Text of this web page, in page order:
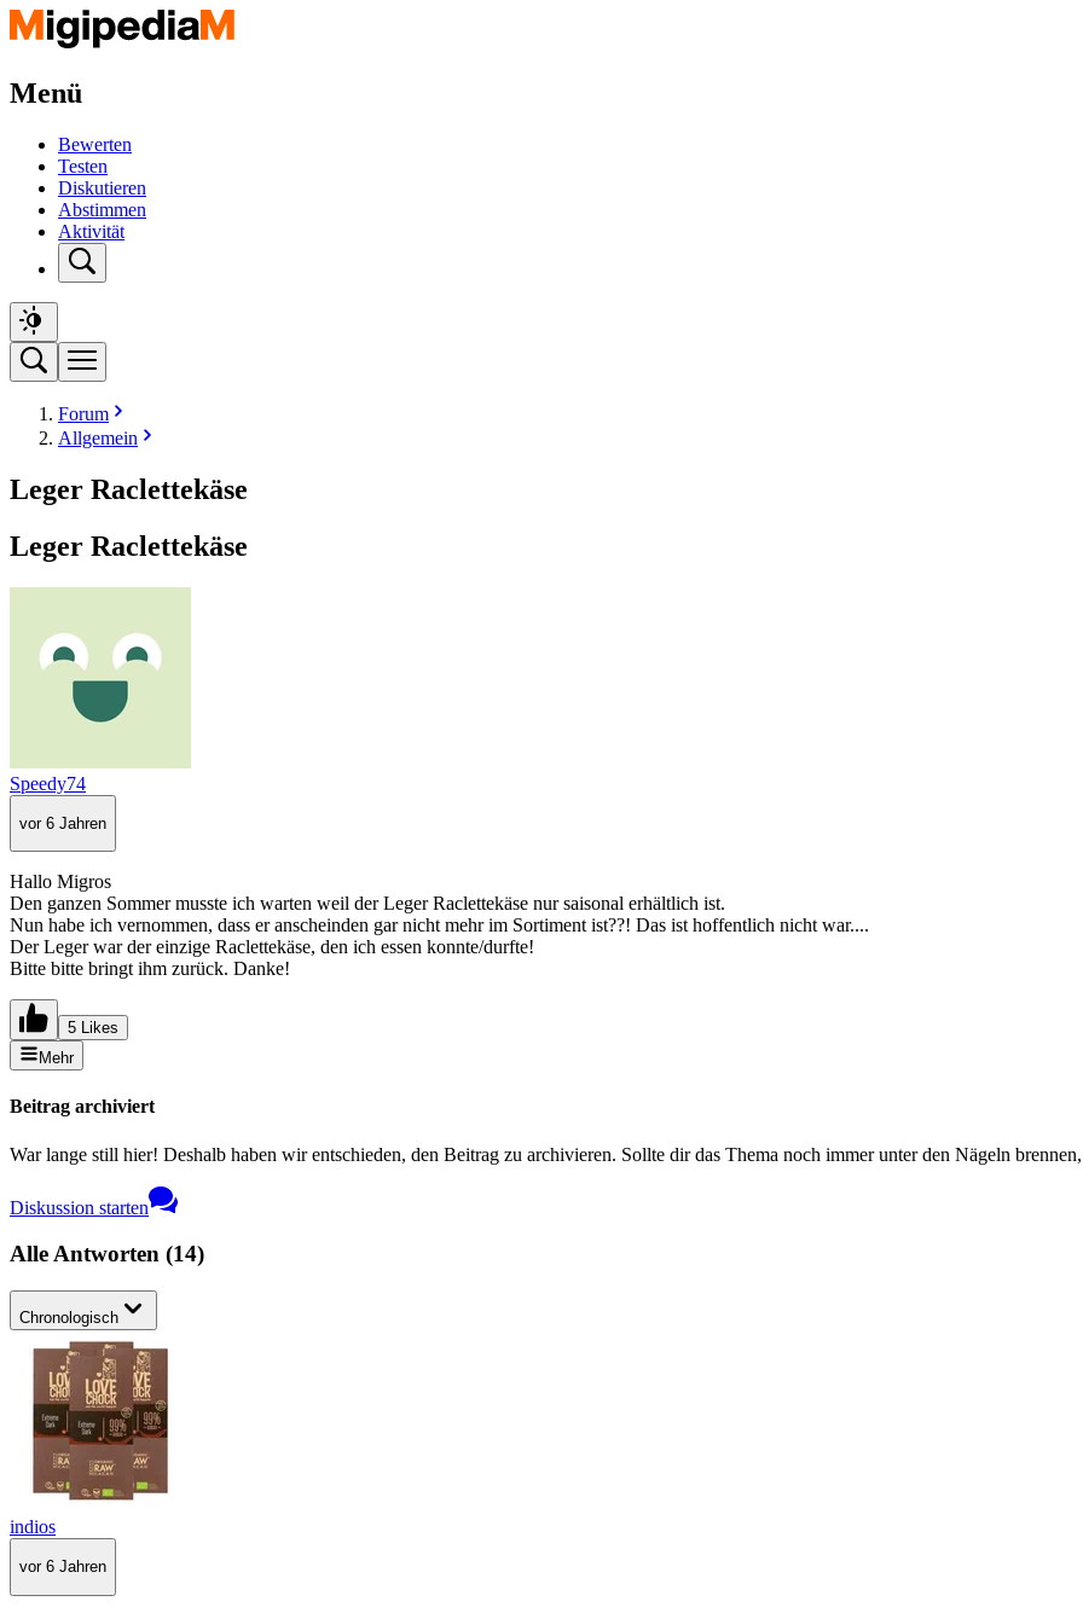
Menü
Bewerten
Testen
Diskutieren
Abstimmen
Aktivität
Forum
Allgemein
Leger Raclettekäse
Leger Raclettekäse
Speedy74
vor 6 Jahren
Hallo Migros
Den ganzen Sommer musste ich warten weil der Leger Raclettekäse nur saisonal erhältlich ist.
Nun habe ich vernommen, dass er anscheinden gar nicht mehr im Sortiment ist??! Das ist hoffentlich nicht war....
Der Leger war der einzige Raclettekäse, den ich essen konnte/durfte!
Bitte bitte bringt ihm zurück. Danke!
5 Likes
Mehr
Beitrag archiviert
War lange still hier! Deshalb haben wir entschieden, den Beitrag zu archivieren. Sollte dir das Thema noch immer unter den Nägeln
Diskussion starten
Alle Antworten (14)
Chronologisch
indios
vor 6 Jahren